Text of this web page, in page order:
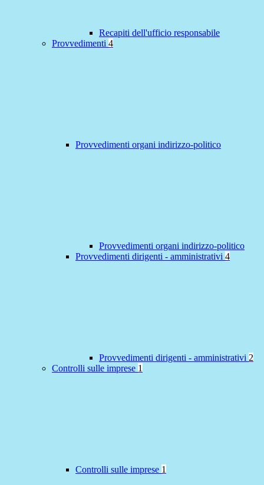
Recapiti dell'ufficio responsabile
Provvedimenti 4
Provvedimenti organi indirizzo-politico
Provvedimenti organi indirizzo-politico
Provvedimenti dirigenti - amministrativi 4
Provvedimenti dirigenti - amministrativi 2
Controlli sulle imprese 1
Controlli sulle imprese 1